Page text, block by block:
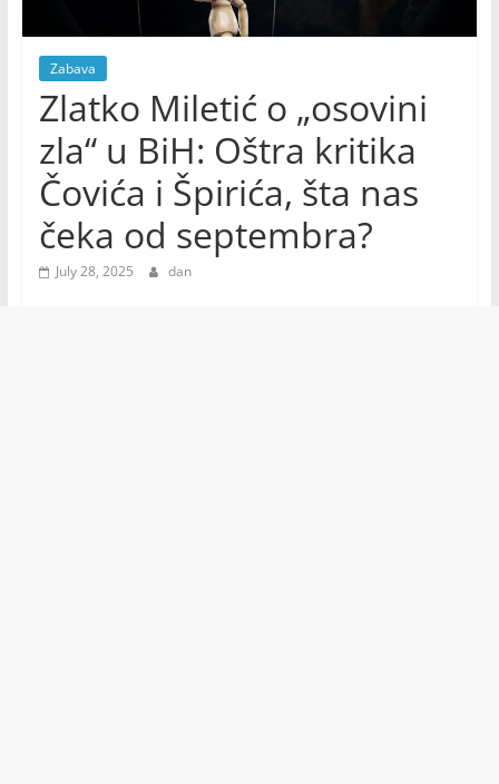
Zabava
Zlatko Miletić o „osovini
zla“ u BiH: Oštra kritika
Čovića i Špirića, šta nas
čeka od septembra?
July 28, 2025 dan